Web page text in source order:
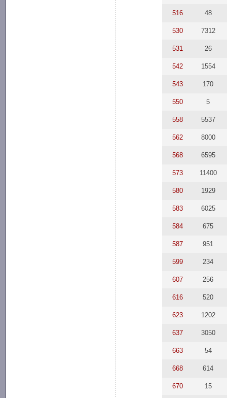
516 48
530 7312
531 26
542 1554
543 170
550 5
558 5537
562 8000
568 6595
573 11400
580 1929
583 6025
584 675
587 951
599 234
607 256
616 520
623 1202
637 3050
663 54
668 614
670 15